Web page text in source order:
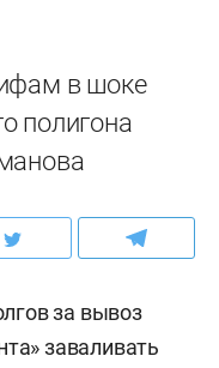
в шоке
полигона
за вывоз
заваливать